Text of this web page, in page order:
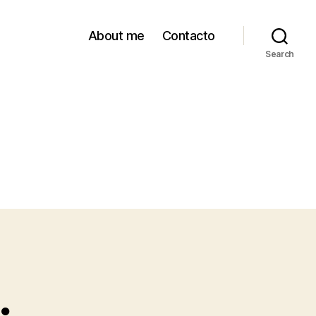
About me Contacto
Search